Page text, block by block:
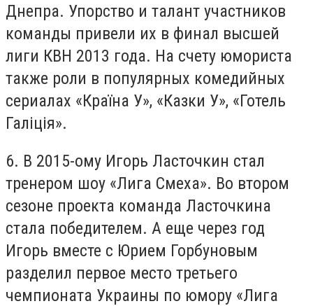
Днепра. Упорство и талант участников
команды привели их в финал высшей
лиги КВН 2013 года. На счету юмориста
также роли в популярных комедийных
сериалах «Країна У», «Казки У», «Готель
Галіція».
6. В 2015-ому Игорь Ласточкин стал
тренером шоу «Лига Смеха». Во втором
сезоне проекта команда Ласточкина
стала победителем. А еще через год
Игорь вместе с Юрием Горбуновым
разделил первое место третьего
чемпионата Украины по юмору «Лига